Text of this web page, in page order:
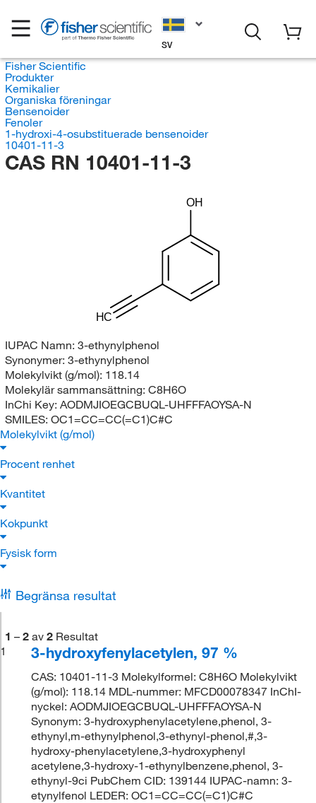
SV
Fisher Scientific
Produkter
Kemikalier
Organiska föreningar
Bensenoider
Fenoler
1-hydroxi-4-osubstituerade bensenoider
10401-11-3
CAS RN 10401-11-3
OH
HC
IUPAC Namn: 3-ethynylphenol
Synonymer: 3-ethynylphenol
Molekylvikt (g/mol): 118.14
Molekylär sammansättning: C8H6O
InChi Key: AODMJIOEGCBUQL-UHFFFAOYSA-N
SMILES: OC1=CC=CC(=C1)C#C
Molekylvikt (g/mol)
Procent renhet
Kvantitet
Kokpunkt
Fysisk form
Begränsa resultat
1 – 2 av 2 Resultat
1
3-hydroxyfenylacetylen, 97 %
CAS: 10401-11-3 Molekylformel: C8H6O Molekylvikt
(g/mol): 118.14 MDL-nummer: MFCD00078347 InChI-
nyckel: AODMJIOEGCBUQL-UHFFFAOYSA-N
Synonym: 3-hydroxyphenylacetylene,phenol, 3-
ethynyl,m-ethynylphenol,3-ethynyl-phenol,#,3-
hydroxy-phenylacetylene,3-hydroxyphenyl
acetylene,3-hydroxy-1-ethynylbenzene,phenol, 3-
ethynyl-9ci PubChem CID: 139144 IUPAC-namn: 3-
etynylfenol LEDER: OC1=CC=CC(=C1)C#C